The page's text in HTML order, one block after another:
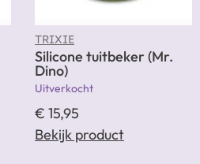
TRIXIE
Silicone tuitbeker (Mr.
Dino)
Uitverkocht
€ 15,95
Bekijk product